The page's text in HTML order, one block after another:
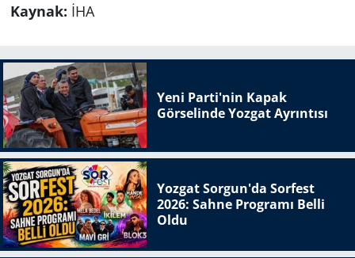
Kaynak: İHA
Yeni Parti'nin Kapak
Görselinde Yozgat Ayrıntısı
Yozgat Sorgun'da Sorfest
2026: Sahne Programı Belli
Oldu